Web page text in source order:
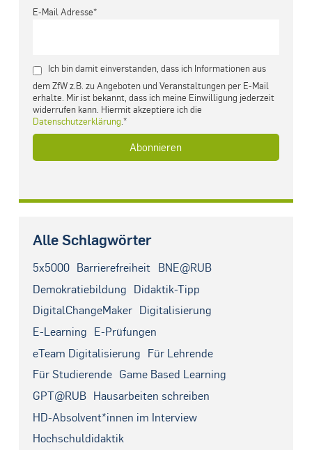
E-Mail Adresse*
Ich bin damit einverstanden, dass ich Informationen aus
dem ZfW z.B. zu Angeboten und Veranstaltungen per E-Mail
erhalte. Mir ist bekannt, dass ich meine Einwilligung jederzeit
widerrufen kann. Hiermit akzeptiere ich die
Datenschutzerklärung .*
Alle Schlagwörter
5x5000 Barrierefreiheit BNE@RUB
Demokratiebildung Didaktik-Tipp
DigitalChangeMaker Digitalisierung
E-Learning E-Prüfungen
eTeam Digitalisierung Für Lehrende
Für Studierende Game Based Learning
GPT@RUB Hausarbeiten schreiben
HD-Absolvent*innen im Interview
Hochschuldidaktik